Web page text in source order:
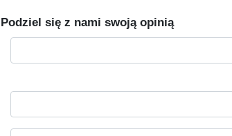
Podziel się z nami swoją opinią